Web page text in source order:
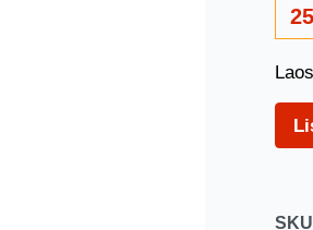
SKU